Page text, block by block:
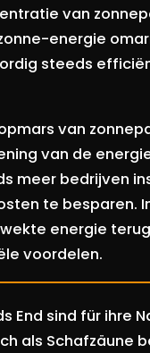
van
energie
steeds
van
van de
meer bedrijven
te besparen.
energie
voordelen.
End sind für ihre
als Schafzäune